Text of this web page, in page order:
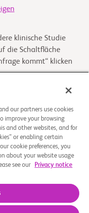
klinische Studie
die Schaltfläche
kommt“ klicken
the safety and
alone and in
with... Read
our partners use cookies
improve your browsing
and other websites, and for
or enabling certain
cookie preferences, you
about your website usage
see our
Privacy notice